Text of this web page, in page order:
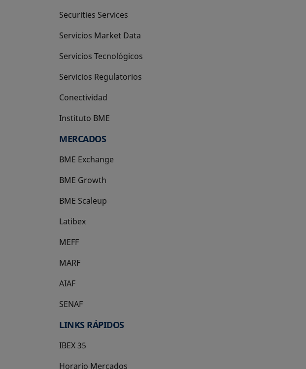
Securities Services
Servicios Market Data
Servicios Tecnológicos
Servicios Regulatorios
Conectividad
Instituto BME
se abre en una pestaña nueva
MERCADOS
BME Exchange
BME Growth
se abre en una pestaña nueva
BME Scaleup
se abre en una pestaña nueva
Latibex
se abre en una pestaña nueva
MEFF
se abre en una pestaña nueva
MARF
AIAF
SENAF
LINKS RÁPIDOS
IBEX 35
Horario Mercados